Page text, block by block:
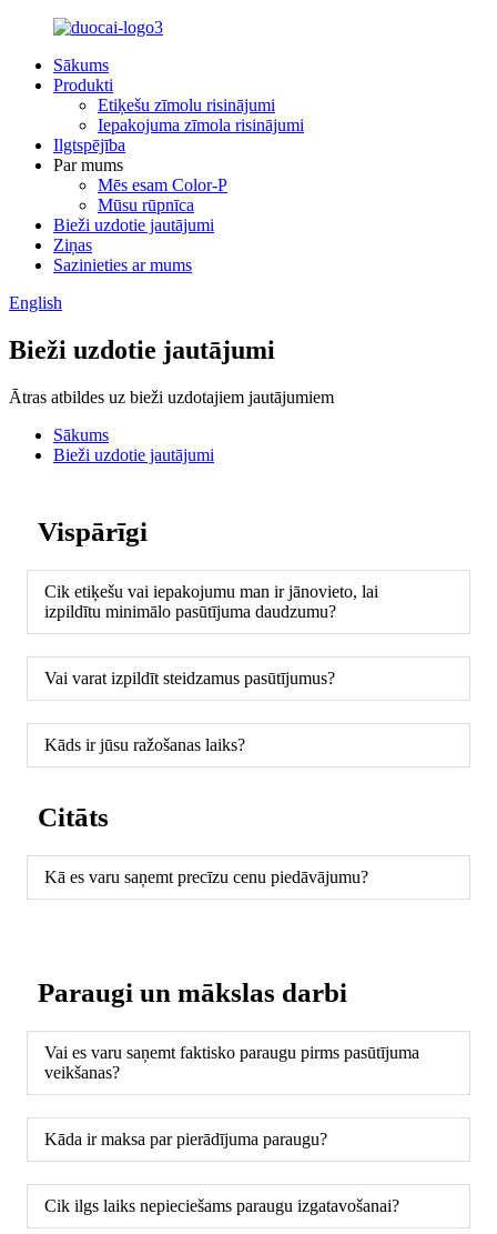
Sākums
Produkti
Etiķešu zīmolu risinājumi
Iepakojuma zīmola risinājumi
Ilgtspējība
Par mums
Mēs esam Color-P
Mūsu rūpnīca
Bieži uzdotie jautājumi
Ziņas
Sazinieties ar mums
English
Bieži uzdotie jautājumi
Ātras atbildes uz bieži uzdotajiem jautājumiem
Sākums
Bieži uzdotie jautājumi
Vispārīgi
Cik etiķešu vai iepakojumu man ir jānovieto, lai
izpildītu minimālo pasūtījuma daudzumu?
Vai varat izpildīt steidzamus pasūtījumus?
Kāds ir jūsu ražošanas laiks?
Citāts
Kā es varu saņemt precīzu cenu piedāvājumu?
Paraugi un mākslas darbi
Vai es varu saņemt faktisko paraugu pirms pasūtījuma
veikšanas?
Kāda ir maksa par pierādījuma paraugu?
Cik ilgs laiks nepieciešams paraugu izgatavošanai?